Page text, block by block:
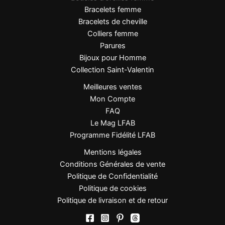
Bracelets femme
Bracelets de cheville
Colliers femme
Parures
Bijoux pour Homme
Collection Saint-Valentin
Meilleures ventes
Mon Compte
FAQ
Le Mag LFAB
Programme Fidélité LFAB
Mentions légales
Conditions Générales de vente
Politique de Confidentialité
Politique de cookies
Politique de livraison et de retour